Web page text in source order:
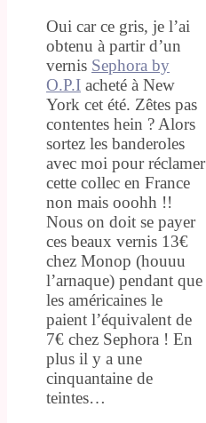
Oui car ce gris, je l’ai
obtenu à partir d’un
vernis Sephora by
O.P.I acheté à New
York cet été. Zêtes pas
contentes hein ? Alors
sortez les banderoles
avec moi pour réclamer
cette collec en France
non mais ooohh !!
Nous on doit se payer
ces beaux vernis 13€
chez Monop (houuu
l’arnaque) pendant que
les américaines le
paient l’équivalent de
7€ chez Sephora ! En
plus il y a une
cinquantaine de
teintes…